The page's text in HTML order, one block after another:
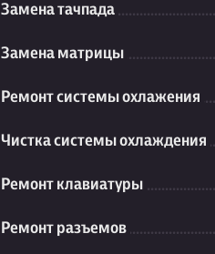
Замена тачпада
Замена матрицы
Ремонт системы охлажения
Чистка системы охлаждения
Ремонт клавиатуры
Ремонт разъемов